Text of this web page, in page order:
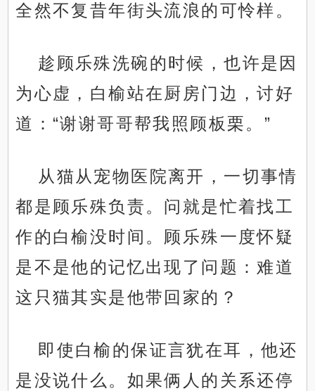
全然不复昔年街头流浪的可怜样。
趁顾乐殊洗碗的时候，也许是因
为心虚，白榆站在厨房门边，讨好
道：“谢谢哥哥帮我照顾板栗。”
从猫从宠物医院离开，一切事情
都是顾乐殊负责。问就是忙着找工
作的白榆没时间。顾乐殊一度怀疑
是不是他的记忆出现了问题：难道
这只猫其实是他带回家的？
即使白榆的保证言犹在耳，他还
是没说什么。如果俩人的关系还停